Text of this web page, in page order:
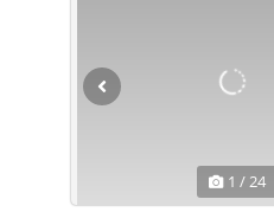
1 / 24